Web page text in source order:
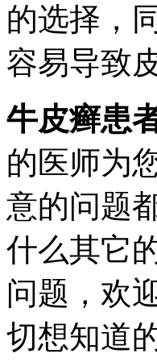
的选择，
容易导致
牛皮癣患
的医师为
意的问题
什么其它
问题，欢
切想知道